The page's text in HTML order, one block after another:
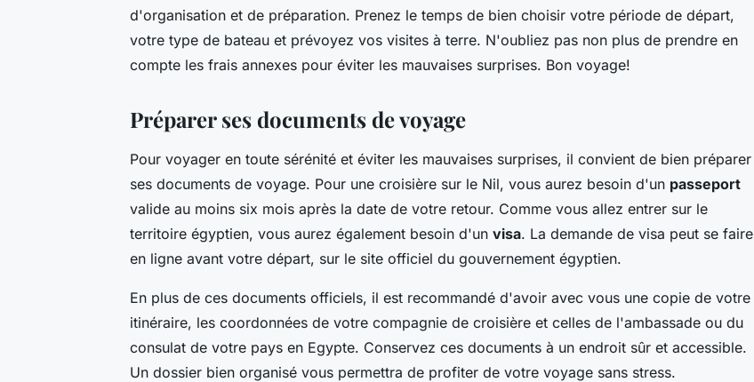
d'organisation et de préparation. Prenez le temps de bien choisir votre période de départ,
votre type de bateau et prévoyez vos visites à terre. N'oubliez pas non plus de prendre en
compte les frais annexes pour éviter les mauvaises surprises. Bon voyage!
Préparer ses documents de voyage
Pour voyager en toute sérénité et éviter les mauvaises surprises, il convient de bien préparer
ses documents de voyage. Pour une croisière sur le Nil, vous aurez besoin d'un passeport
valide au moins six mois après la date de votre retour. Comme vous allez entrer sur le
territoire égyptien, vous aurez également besoin d'un visa. La demande de visa peut se faire
en ligne avant votre départ, sur le site officiel du gouvernement égyptien.
En plus de ces documents officiels, il est recommandé d'avoir avec vous une copie de votre
itinéraire, les coordonnées de votre compagnie de croisière et celles de l'ambassade ou du
consulat de votre pays en Egypte. Conservez ces documents à un endroit sûr et accessible.
Un dossier bien organisé vous permettra de profiter de votre voyage sans stress.